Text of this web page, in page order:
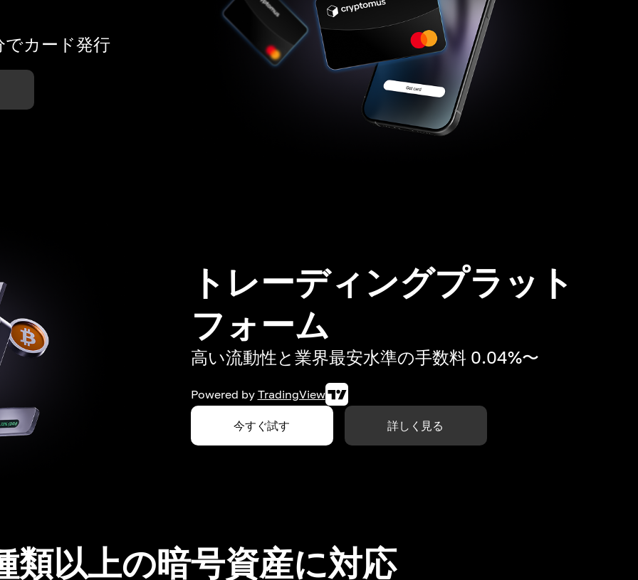
でカード発行
トレーディングプラット
フォーム
高い流動性と業界最安水準の手数料 0.04%〜
Powered by TradingView
今すぐ試す 詳しく見る
類以上の暗号資産に対応